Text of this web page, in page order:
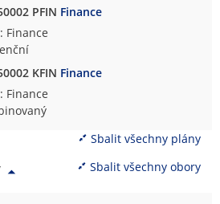
PFIN Finance
Finance
KFIN Finance
Finance
Sbalit všechny plány
Sbalit všechny obory